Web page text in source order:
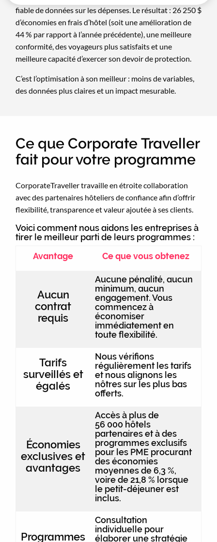
fiable de données sur les dépenses. Le résultat : 26 250 $
d’économies en frais d’hôtel (soit une amélioration de
44 % par rapport à l’année précédente), une meilleure
conformité, des voyageurs plus satisfaits et une
meilleure capacité d’exercer son devoir de protection.
C’est l’optimisation à son meilleur : moins de variables,
des données plus claires et un impact mesurable.
Ce que Corporate Traveller
fait pour votre programme
CorporateTraveller travaille en étroite collaboration
avec des partenaires hôteliers de confiance afin d’offrir
flexibilité, transparence et valeur ajoutée à ses clients.
Voici comment nous aidons les entreprises à
tirer le meilleur parti de leurs programmes :
Avantage
Ce que vous obtenez
Aucun
contrat
requis
Aucune pénalité, aucun
minimum, aucun
engagement. Vous
commencez à
économiser
immédiatement en
toute flexibilité.
Tarifs
surveillés et
égalés
Nous vérifions
régulièrement les tarifs
et nous alignons les
nôtres sur les plus bas
offerts.
Économies
exclusives et
avantages
Accès à plus de
56 000 hôtels
partenaires et à des
programmes exclusifs
pour les PME procurant
des économies
moyennes de 6,3 %,
voire de 21,8 % lorsque
le petit-déjeuner est
inclus.
Programmes
Consultation
individuelle pour
élaborer une stratégie